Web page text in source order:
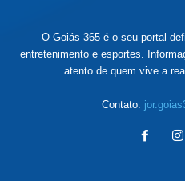
O Goiás 365 é o seu portal
entretenimento e esportes.
atento de quem vive a
Contato: